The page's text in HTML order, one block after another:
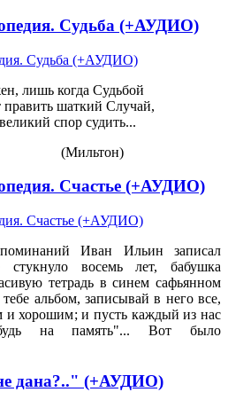
Судьба (+АУДИО)
лишь когда Судьбой
править шаткий Случай,
спор судить...
Счастье (+АУДИО)
Иван Ильин записал
восемь лет, бабушка
тетрадь в синем сафьянном
альбом, записывай в него все,
и хорошим; и пусть каждый из нас
на память"... Вот было
дана?.." (+АУДИО)